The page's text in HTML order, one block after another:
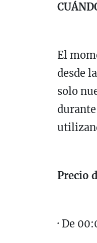
El
desde
solo
Precio
· De